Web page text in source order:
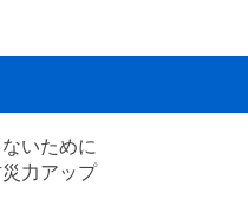
いために
力アップ